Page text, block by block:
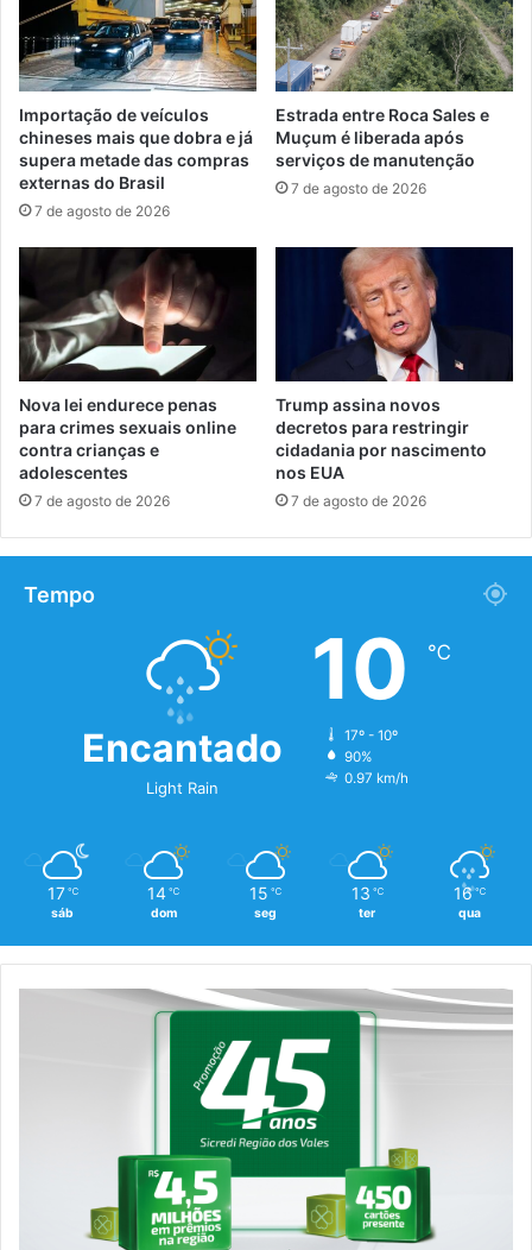
Importação de veículos
chineses mais que dobra e já
supera metade das compras
externas do Brasil
7 de agosto de 2026
Estrada entre Roca Sales e
Muçum é liberada após
serviços de manutenção
7 de agosto de 2026
Nova lei endurece penas
para crimes sexuais online
contra crianças e
adolescentes
7 de agosto de 2026
Trump assina novos
decretos para restringir
cidadania por nascimento
nos EUA
7 de agosto de 2026
Tempo
Encantado
Light Rain
10 ℃
17º - 10º
90%
0.97 km/h
17 ℃
sáb
14 ℃
dom
15 ℃
seg
13 ℃
ter
16 ℃
qua